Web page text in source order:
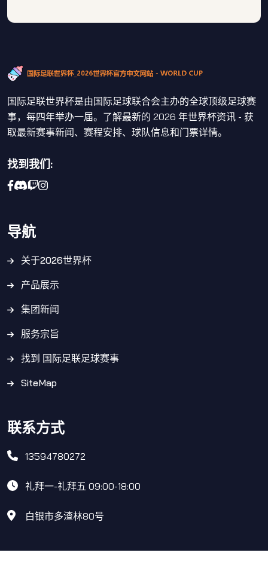
国际足联世界杯是由国际足球联合会主办的全球顶级足球赛
事，每四年举办一届。了解最新的 2026 年世界杯资讯 - 获
取最新赛事新闻、赛程安排、球队信息和门票详情。
找到我们:
导航
关于2026世界杯
产品展示
集团新闻
服务宗旨
找到 国际足联足球赛事
SiteMap
联系方式
13594780272
礼拜一-礼拜五 09:00-18:00
白银市多渣林80号